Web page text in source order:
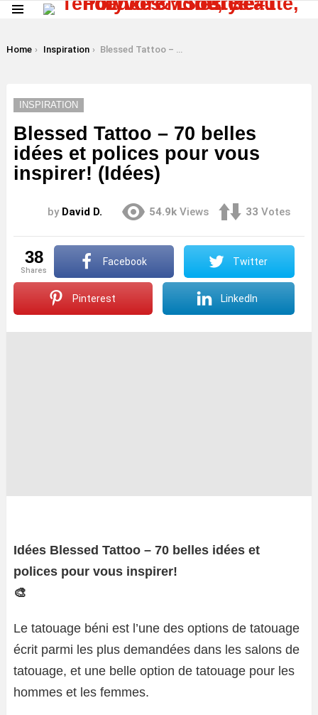
You are here:
Home Inspiration Blessed Tattoo – 70 belles idées et polices pour vous inspirer! (Idées)
INSPIRATION
Blessed Tattoo – 70 belles
idées et polices pour vous
inspirer! (Idées)
by David D. 54.9k Views 33 Votes
38
shares
Facebook Twitter
Pinterest LinkedIn
Idées Blessed Tattoo – 70 belles idées et
polices pour vous inspirer!
🎨
Le tatouage béni est l’une des options de tatouage
écrit parmi les plus demandées dans les salons de
tatouage, et une belle option de tatouage pour les
hommes et les femmes.